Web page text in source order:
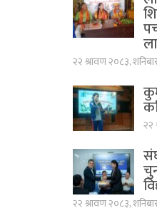
२२ श्रावण २०८३,
२२
२२ श्रावण २०८३,